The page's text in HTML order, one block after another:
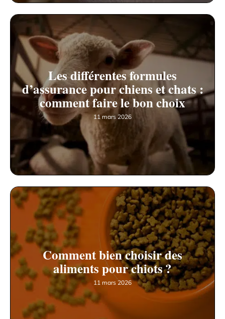
Les différentes formules
d’assurance pour chiens et chats :
comment faire le bon choix
11 mars 2026
Comment bien choisir des
aliments pour chiots ?
11 mars 2026